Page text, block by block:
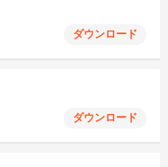
ダウンロード
ダウンロード